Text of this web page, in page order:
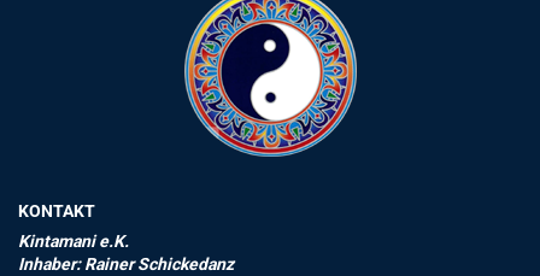
KONTAKT
Kintamani e.K.
Inhaber: Rainer Schickedanz